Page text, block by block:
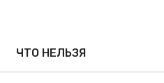
ЧТО НЕЛЬЗЯ